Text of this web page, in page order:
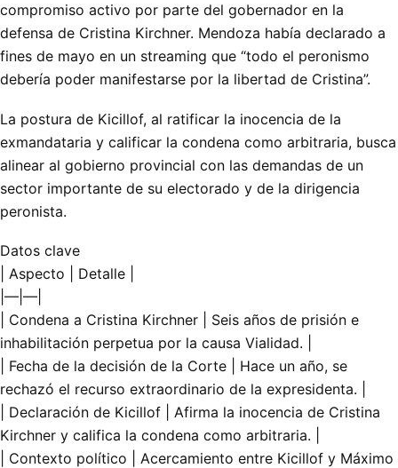
compromiso activo por parte del gobernador en la
defensa de Cristina Kirchner. Mendoza había declarado a
fines de mayo en un streaming que “todo el peronismo
debería poder manifestarse por la libertad de Cristina”.
La postura de Kicillof, al ratificar la inocencia de la
exmandataria y calificar la condena como arbitraria, busca
alinear al gobierno provincial con las demandas de un
sector importante de su electorado y de la dirigencia
peronista.
Datos clave
| Aspecto | Detalle |
|—|—|
| Condena a Cristina Kirchner | Seis años de prisión e
inhabilitación perpetua por la causa Vialidad. |
| Fecha de la decisión de la Corte | Hace un año, se
rechazó el recurso extraordinario de la expresidenta. |
| Declaración de Kicillof | Afirma la inocencia de Cristina
Kirchner y califica la condena como arbitraria. |
| Contexto político | Acercamiento entre Kicillof y Máximo